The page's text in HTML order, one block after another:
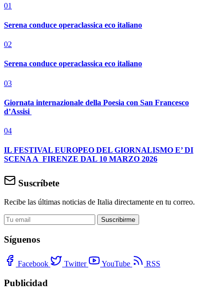
01
Serena conduce operaclassica eco italiano
02
Serena conduce operaclassica eco italiano
03
Giornata internazionale della Poesia con San Francesco
d’Assisi
04
IL FESTIVAL EUROPEO DEL GIORNALISMO E’ DI
SCENA A FIRENZE DAL 10 MARZO 2026
Suscríbete
Recibe las últimas noticias de Italia directamente en tu correo.
Suscribirme
Síguenos
Facebook Twitter YouTube RSS
Publicidad